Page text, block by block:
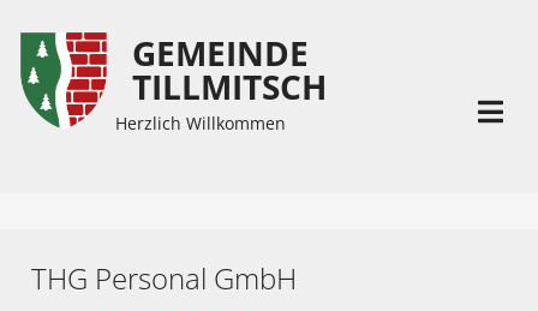
Inhalt
Accesskey
Hauptmenü
Accesskey
GEMEINDE
TILLMITSCH
Herzlich Willkommen
THG Personal GmbH